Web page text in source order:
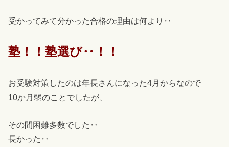
受かってみて分かった合格の理由は何より‥
塾！！塾選び‥！！
お受験対策したのは年長さんになった4月からなので
10か月弱のことでしたが、
その間困難多数でした‥
長かった‥